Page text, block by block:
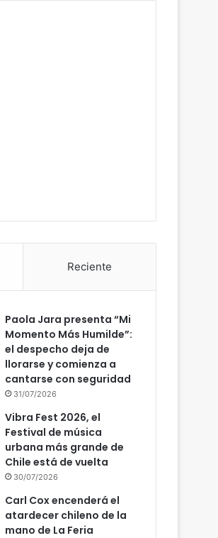
Reciente
Paola Jara presenta “Mi
Momento Más Humilde”:
el despecho deja de
llorarse y comienza a
cantarse con seguridad
31/07/2026
Vibra Fest 2026, el
Festival de música
urbana más grande de
Chile está de vuelta
30/07/2026
Carl Cox encenderá el
atardecer chileno de la
mano de La Feria